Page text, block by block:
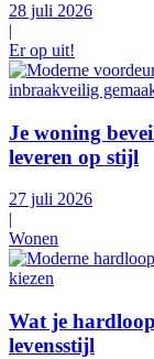
28 juli 2026
|
Er op uit!
Je woning
leveren op stijl
27 juli 2026
Wonen
Wat je
levensstijl